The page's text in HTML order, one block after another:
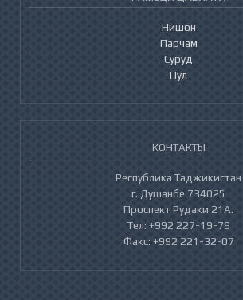
Нишон
Парчам
Суруд
Пул
КОНТАКТЫ
Республика Таджикистан
г. Душанбе 734025
Проспект Рудаки 21А.
Тел: +992 227-19-79
Факс: +992 221-32-07